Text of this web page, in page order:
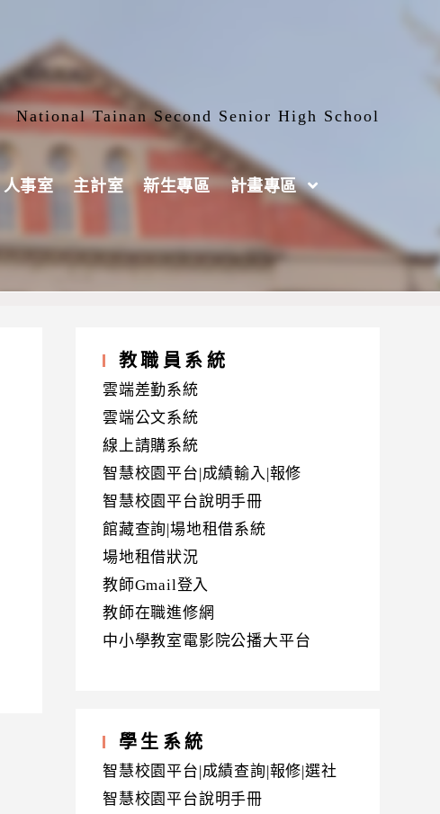
National Tainan Second Senior High School
人事室 主計室 新生專區 計畫專區
機制案
教職員系統
雲端差勤系統
雲端公文系統
線上請購系統
智慧校園平台|成績輸入|報修
智慧校園平台說明手冊
館藏查詢|場地租借系統
場地租借狀況
教師Gmail登入
教師在職進修網
中小學教室電影院公播大平台
學生系統
智慧校園平台|成績查詢|報修|選社
智慧校園平台說明手冊